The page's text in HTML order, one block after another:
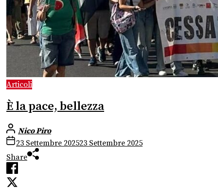
Articoli
È la pace, bellezza
Nico Piro
23 Settembre 202523 Settembre 2025
Share